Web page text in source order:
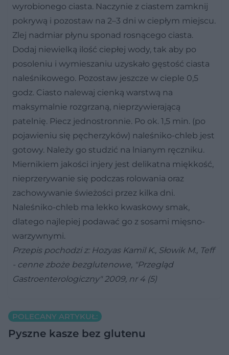
wyrobionego ciasta. Naczynie z ciastem zamknij
pokrywą i pozostaw na 2–3 dni w ciepłym miejscu.
Zlej nadmiar płynu sponad rosnącego ciasta.
Dodaj niewielką ilość ciepłej wody, tak aby po
posoleniu i wymieszaniu uzyskało gęstość ciasta
naleśnikowego. Pozostaw jeszcze w cieple 0,5
godz. Ciasto nalewaj cienką warstwą na
maksymalnie rozgrzaną, nieprzywierającą
patelnię. Piecz jednostronnie. Po ok. 1,5 min. (po
pojawieniu się pęcherzyków) naleśniko-chleb jest
gotowy. Należy go studzić na lnianym ręczniku.
Miernikiem jakości injery jest delikatna miękkość,
nieprzerywanie się podczas rolowania oraz
zachowywanie świeżości przez kilka dni.
Naleśniko-chleb ma lekko kwaskowy smak,
dlatego najlepiej podawać go z sosami mięsno-
warzywnymi.
Przepis pochodzi z: Hozyas Kamil K., Słowik M., Teff
- cenne zboże bezglutenowe, "Przegląd
Gastroenterologiczny" 2009, nr 4 (5)
POLECANY ARTYKUŁ:
Pyszne kasze bez glutenu